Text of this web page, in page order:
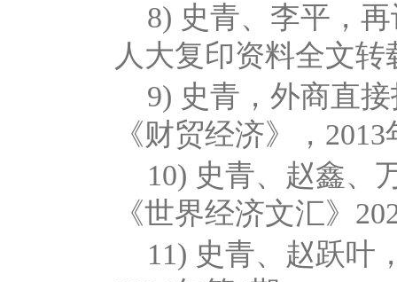
8) 史青、李平，
人大复印资料全文转
9) 史青，外商直
《财贸经济》，
10) 史青、赵鑫、
《世界经济文汇》
11) 史青、赵跃叶